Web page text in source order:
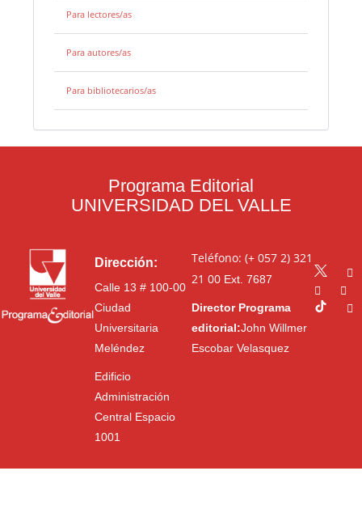
Para lectores/as
Para autores/as
Para bibliotecarios/as
Programa Editorial
UNIVERSIDAD DEL VALLE
Dirección:
Calle 13 # 100-00
Ciudad
Universitaria
Meléndez
Edificio
Administración
Central Espacio
1001
Teléfono: (+ 057 2) 321
21 00Ext. 7687
Director Programa
editorial:John Willmer
Escobar Velasquez